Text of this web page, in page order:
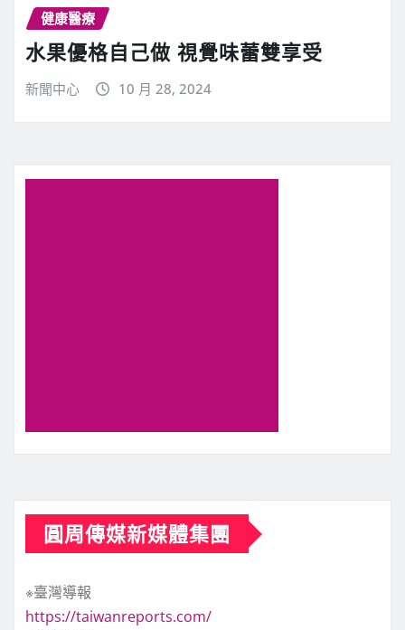
健康醫療
水果優格自己做 視覺味蕾雙享受
新聞中心 10 月 28, 2024
圓周傳媒新媒體集團
※臺灣導報
https://taiwanreports.com/